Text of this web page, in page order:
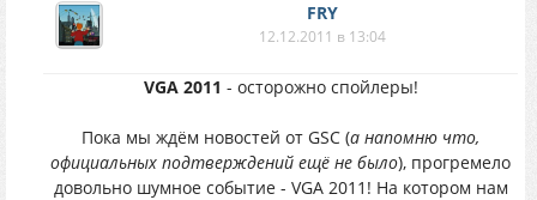
FRY
12.12.2011 в 13:04
VGA 2011 - осторожно спойлеры!
Пока мы ждём новостей от GSC (а напомню что,
официальных подтверждений ещё не было), прогремело
довольно шумное событие - VGA 2011! На котором нам